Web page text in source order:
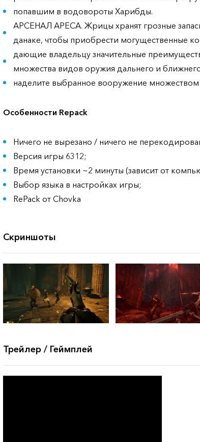
попавшим в водовороты Харибды.
АРСЕНАЛ АРЕСА. Жрицы хранят грозные
данаке, чтобы приобрести могущественные
дающие владельцу значительные
множества видов оружия дальнего и
наделите выбранное вооружение
Особенности Repack
Ничего не вырезано / ничего не
Версия игры 6312;
Время установки ~2 минуты (зависит от
Выбор языка в настройках игры;
RePack от Chovka
Скриншоты
Трейлер / Геймплей